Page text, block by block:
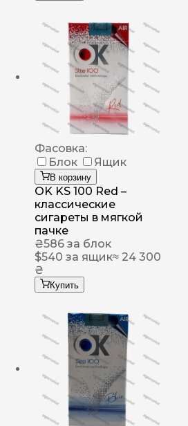
Фасовка:
Блок
Ящик
В корзину
OK KS 100 Red –
классические
сигареты в мягкой
пачке
₴586 за блок
$540 за ящик≈ 24 300
₴
Купить